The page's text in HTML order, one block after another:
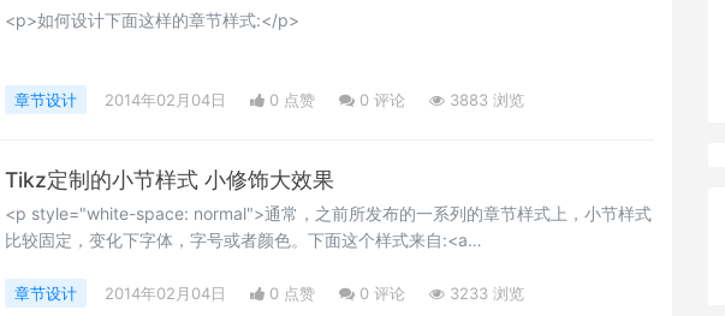
<p>如何设计下面这样的章节样式:</p>
章节设计 2014年02月04日 0 点赞 0 评论 3883 浏览
Tikz定制的小节样式 小修饰大效果
<p style="white-space: normal">通常，之前所发布的一系列的章节样式上，小节样式
比较固定，变化下字体，字号或者颜色。下面这个样式来自:<a
target="_blank">http://en.wikibooks.org/wiki/LaTeX/Themes</a>&nbsp; 做了更多
章节设计 2014年02月04日 0 点赞 0 评论 3233 浏览